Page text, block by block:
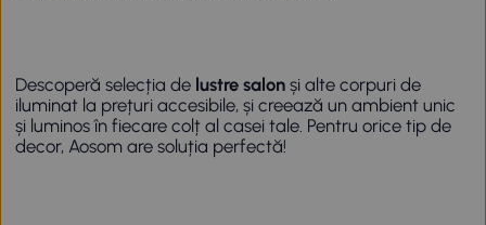
Descoperă selecția de lustre salon și alte corpuri de
iluminat la prețuri accesibile, și creează un ambient unic
și luminos în fiecare colț al casei tale. Pentru orice tip de
decor, Aosom are soluția perfectă!